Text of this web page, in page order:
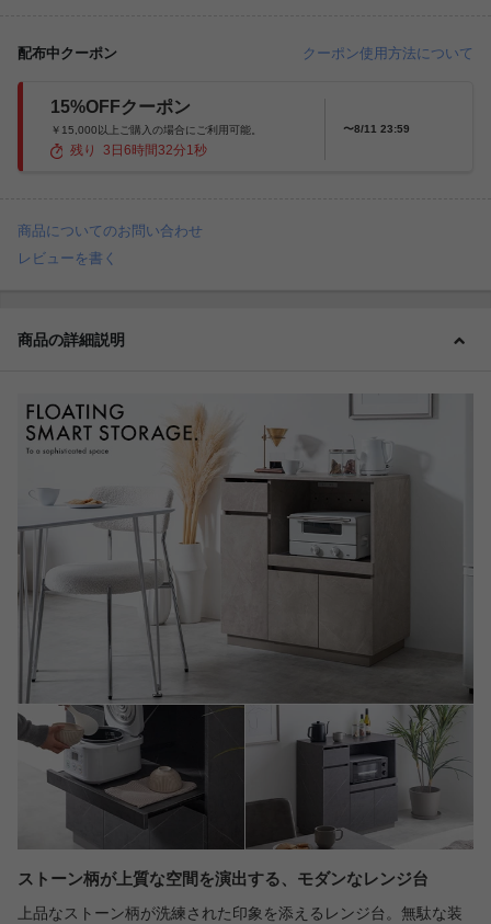
配布中クーポン クーポン使用方法について
15%OFFクーポン
￥15,000以上ご購入の場合にご利用可能。
残り 3 日6 時間31分59秒
〜8/11 23:59
商品についてのお問い合わせ
レビューを書く
商品の詳細説明
ストーン柄が上質な空間を演出する、モダンなレンジ台
上品なストーン柄が洗練された印象を添えるレンジ台。無駄な装